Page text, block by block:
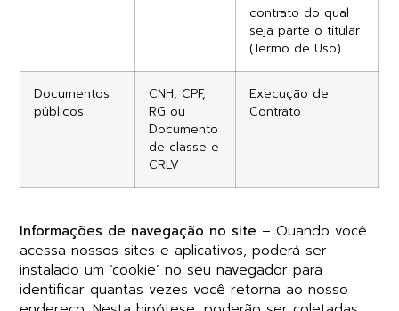
contrato do qual
seja parte o titular
(Termo de Uso)
Documentos
públicos
CNH, CPF,
RG ou
Documento
de classe e
CRLV
Execução de
Contrato
Informações de navegação no site – Quando você
acessa nossos sites e aplicativos, poderá ser
instalado um ‘cookie’ no seu navegador para
identificar quantas vezes você retorna ao nosso